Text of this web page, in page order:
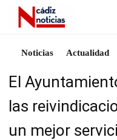
Noticias Actualidad
El
las
un mejor